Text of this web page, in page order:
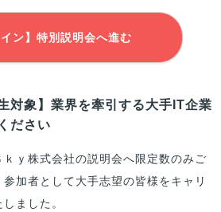
イン】特別説明会へ進む
対象】業界を牽引する大手IT企業
ださい
ｙ株式会社の説明会へ限定数のみご
加者として大手志望の皆様をキャリ
ました。